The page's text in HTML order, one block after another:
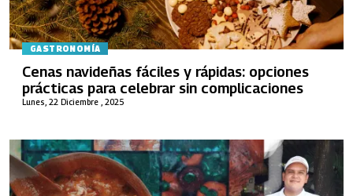
GASTRONOMÍA
Lunes, 22 Diciembre , 2025
Cenas navideñas fáciles y rápidas: opciones
prácticas para celebrar sin complicaciones